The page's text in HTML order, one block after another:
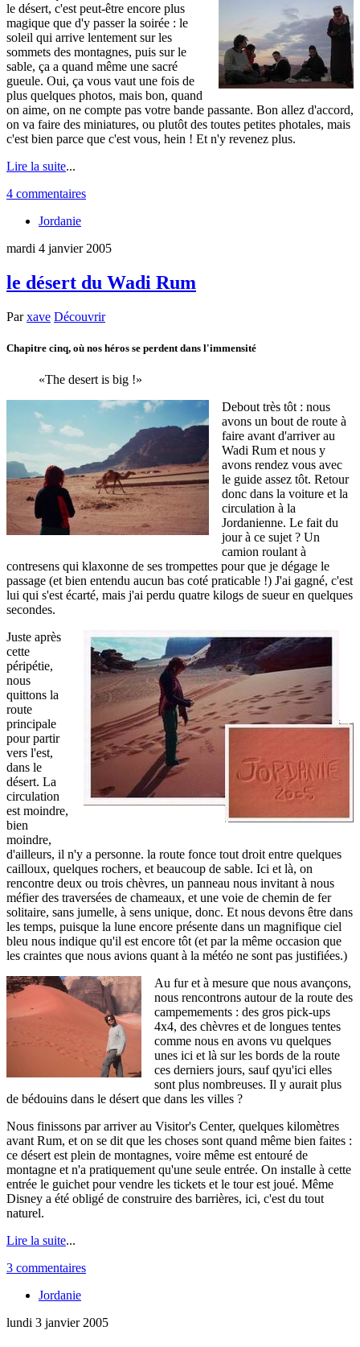
le désert, c'est peut-être encore plus
magique que d'y passer la soirée : le
soleil qui arrive lentement sur les
sommets des montagnes, puis sur le
sable, ça a quand même une sacré
gueule. Oui, ça vous vaut une fois de
plus quelques photos, mais bon, quand
on aime, on ne compte pas votre bande passante. Bon allez d'accord,
on va faire des miniatures, ou plutôt des toutes petites photales, mais
c'est bien parce que c'est vous, hein ! Et n'y revenez plus.
Lire la suite...
4 commentaires
Jordanie
mardi 4 janvier 2005
le désert du Wadi Rum
Parxave Découvrir
Chapitre cinq, où nos héros se perdent dans l'immensité
The desert is big !
Debout très tôt : nous
avons un bout de route à
faire avant d'arriver au
Wadi Rum et nous y
avons rendez vous avec
le guide assez tôt. Retour
donc dans la voiture et la
circulation à la
Jordanienne. Le fait du
jour à ce sujet ? Un
camion roulant à
contresens qui klaxonne de ses trompettes pour que je dégage le
passage (et bien entendu aucun bas coté praticable !) J'ai gagné, c'est
lui qui s'est écarté, mais j'ai perdu quatre kilogs de sueur en quelques
secondes.
Juste après
cette
péripétie,
nous
quittons la
route
principale
pour partir
vers l'est,
dans le
désert. La
circulation
est moindre,
bien
moindre,
d'ailleurs, il n'y a personne. la route fonce tout droit entre quelques
cailloux, quelques rochers, et beaucoup de sable. Ici et là, on
rencontre deux ou trois chèvres, un panneau nous invitant à nous
méfier des traversées de chameaux, et une voie de chemin de fer
solitaire, sans jumelle, à sens unique, donc. Et nous devons être dans
les temps, puisque la lune encore présente dans un magnifique ciel
bleu nous indique qu'il est encore tôt (et par la même occasion que
les craintes que nous avions quant à la météo ne sont pas justifiées.)
Au fur et à mesure que nous avançons,
nous rencontrons autour de la route des
campemements : des gros pick-ups
4x4, des chèvres et de longues tentes
comme nous en avons vu quelques
unes ici et là sur les bords de la route
ces derniers jours, sauf qyu'ici elles
sont plus nombreuses. Il y aurait plus
de bédouins dans le désert que dans les villes ?
Nous finissons par arriver au Visitor's Center, quelques kilomètres
avant Rum, et on se dit que les choses sont quand même bien faites :
ce désert est plein de montagnes, voire même est entouré de
montagne et n'a pratiquement qu'une seule entrée. On installe à cette
entrée le guichet pour vendre les tickets et le tour est joué. Même
Disney a été obligé de construire des barrières, ici, c'est du tout
naturel.
Lire la suite...
3 commentaires
Jordanie
lundi 3 janvier 2005